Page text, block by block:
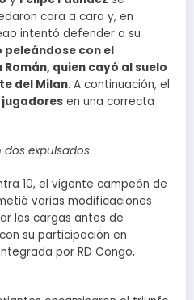
cara a cara y, en
intentó defender a su
peleándose con el
Román, quien cayó al suelo
del Milan. A continuación, el
jugadores en una correcta
expulsados
10, el vigente campeón de
varias modificaciones
las cargas antes de
con su participación en
por RD Congo,